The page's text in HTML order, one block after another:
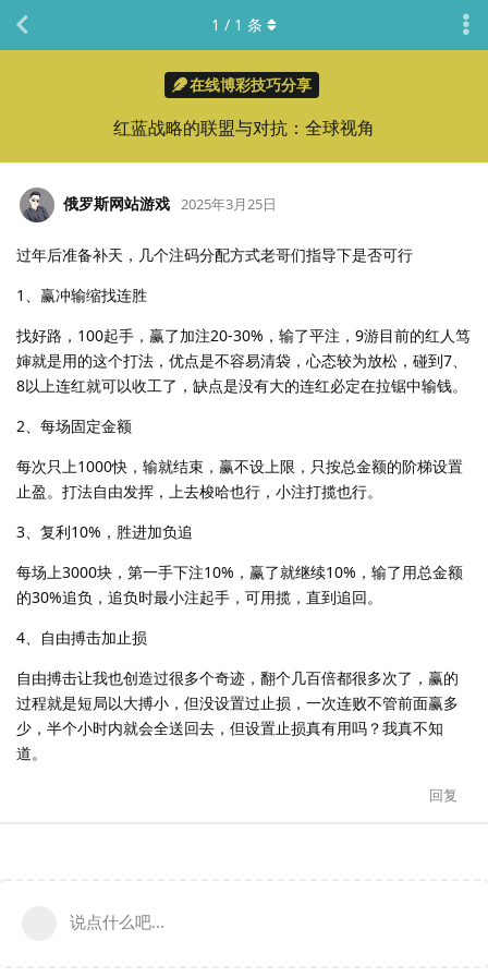
在线博彩技巧分享
红蓝战略的联盟与对抗：全球视角
1 / 1 条
俄罗斯网站游戏 2025年3月25日
过年后准备补天，几个注码分配方式老哥们指导下是否可行
1、赢冲输缩找连胜
找好路，100起手，赢了加注20-30%，输了平注，9游目前的红人笃
婶就是用的这个打法，优点是不容易清袋，心态较为放松，碰到7、
8以上连红就可以收工了，缺点是没有大的连红必定在拉锯中输钱。
2、每场固定金额
每次只上1000快，输就结束，赢不设上限，只按总金额的阶梯设置
止盈。打法自由发挥，上去梭哈也行，小注打揽也行。
3、复利10%，胜进加负追
每场上3000块，第一手下注10%，赢了就继续10%，输了用总金额
的30%追负，追负时最小注起手，可用揽，直到追回。
4、自由搏击加止损
自由搏击让我也创造过很多个奇迹，翻个几百倍都很多次了，赢的
过程就是短局以大搏小，但没设置过止损，一次连败不管前面赢多
少，半个小时内就会全送回去，但设置止损真有用吗？我真不知
道。
回复
说点什么吧...